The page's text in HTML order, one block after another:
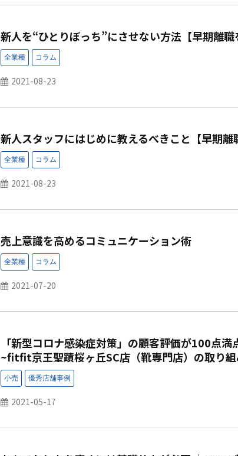
新人を“ひとりぼっち”にさせない方法【早期離職
2021-08-23
新人スタッフにはじめに教えるべきこと【早期離
2021-08-23
売上意識を高めるコミュニケーション術
2021-07-20
「新型コロナ感染症対策」の顧客評価が100点
~fitfit京王聖蹟桜ヶ丘SC店（靴専門店）の取り
2021-05-17